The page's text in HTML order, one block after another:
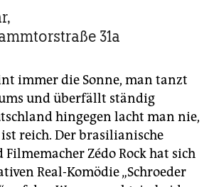
31a
immer die Sonne, man tanzt
und überfällt ständig
hingegen lacht man nie,
reich. Der brasilianische
Zédo Rock hat sich
Real-Komödie „Schroeder